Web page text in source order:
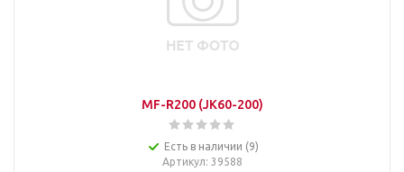
MF-R200 (JK60-200)
Есть в наличии (9)
Артикул: 39588